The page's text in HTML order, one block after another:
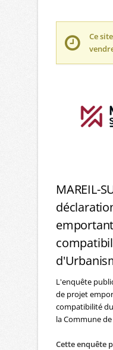
Ce
MAREIL-
L'enquête
de projet
compatibilité
la Commune
Cette enquête